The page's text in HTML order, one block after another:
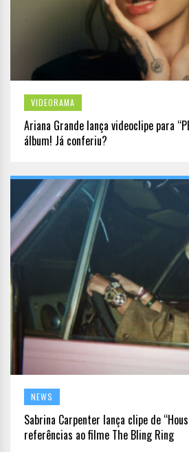
VIDEORAMA
Ariana Grande lança videoclipe para
álbum! Já conferiu?
NEWS
Sabrina Carpenter lança clipe de
referências ao filme The Bling Ring